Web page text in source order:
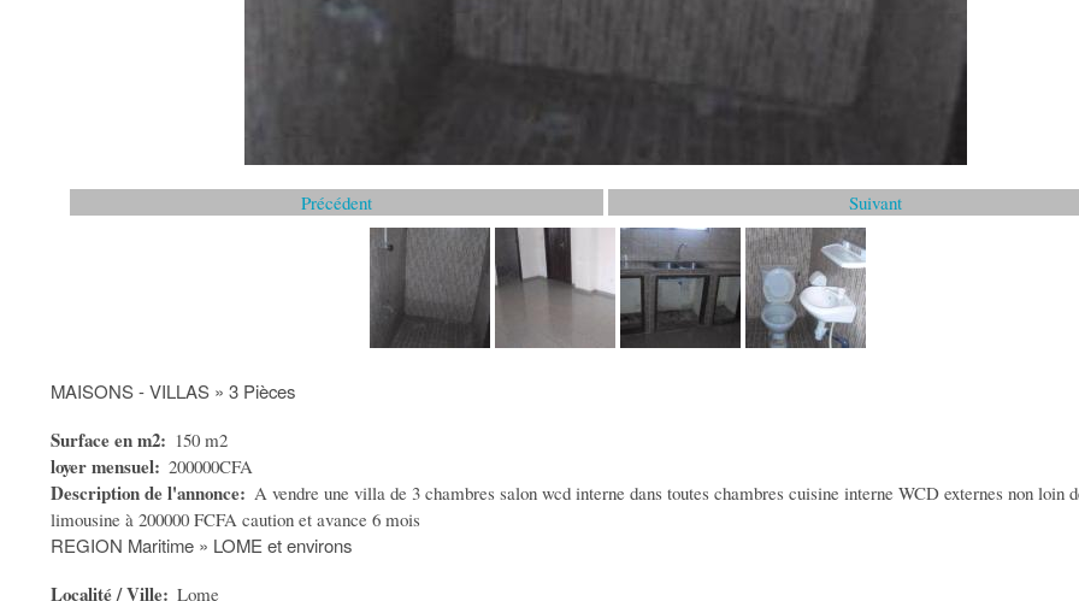
Précédent Suivant
MAISONS - VILLAS » 3 Pièces
Surface en m2 150 m2
loyer mensuel 200000CFA
Description de l'annonce
A vendre une villa de 3 chambres salon wcd interne dans toutes chambres cuisine interne WCD externes non loin
limousine à 200000 FCFA caution et avance 6 mois
REGION Maritime » LOME et environs
Localité / Ville Lome